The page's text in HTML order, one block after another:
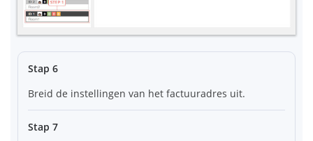
Stap 6
Breid de instellingen van het factuuradres uit.
Stap 7